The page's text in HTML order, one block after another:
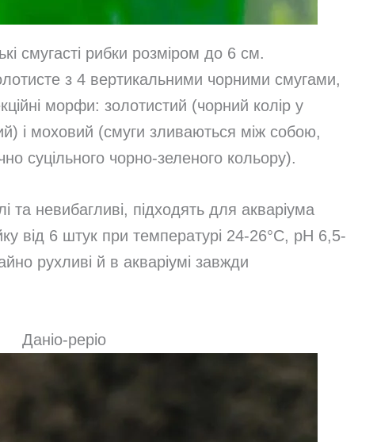
смугасті рибки розміром до 6 см.
з 4 вертикальними чорними смугами,
морфи: золотистий (чорний колір у
і моховий (смуги зливаються між собою,
суцільного чорно-зеленого кольору).
та невибагливі, підходять для акваріума
від 6 штук при температурі 24-26°C, pH 6,5-
рухливі й в акваріумі завжди
Даніо-реріо